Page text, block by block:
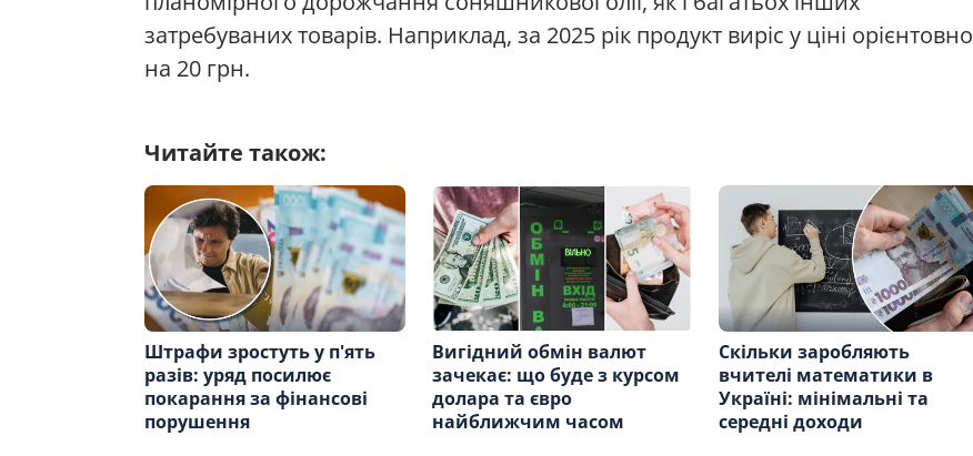
затребуваних товарів. Наприклад, за 2025 рік продукт виріс у ціні орієнтовно
на 20 грн.
Читайте також:
Штрафи зростуть у п'ять
разів: уряд посилює
покарання за фінансові
порушення
Вигідний обмін валют
зачекає: що буде з курсом
долара та євро
найближчим часом
Скільки заробляють
вчителі математики в
Україні: мінімальні та
середні доходи